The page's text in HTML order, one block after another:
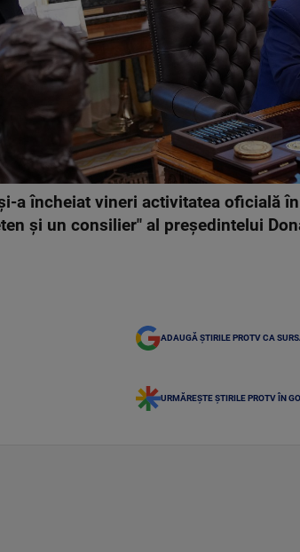
a încheiat vineri activitatea oficială
și un consilier" al președintelui
ADAUGĂ ȘTIRILE PROTV CA
URMĂREȘTE ȘTIRILE PROTV ÎN